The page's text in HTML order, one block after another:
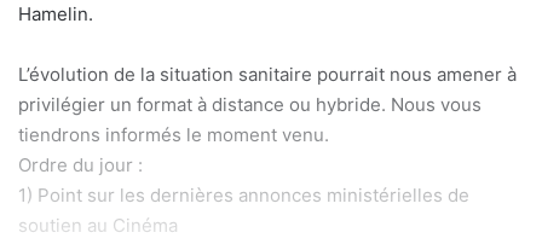
Hamelin.
L’évolution de la situation sanitaire pourrait nous amener à
privilégier un format à distance ou hybride. Nous vous
tiendrons informés le moment venu.
Ordre du jour :
1) Point sur les dernières annonces ministérielles de
soutien au Cinéma